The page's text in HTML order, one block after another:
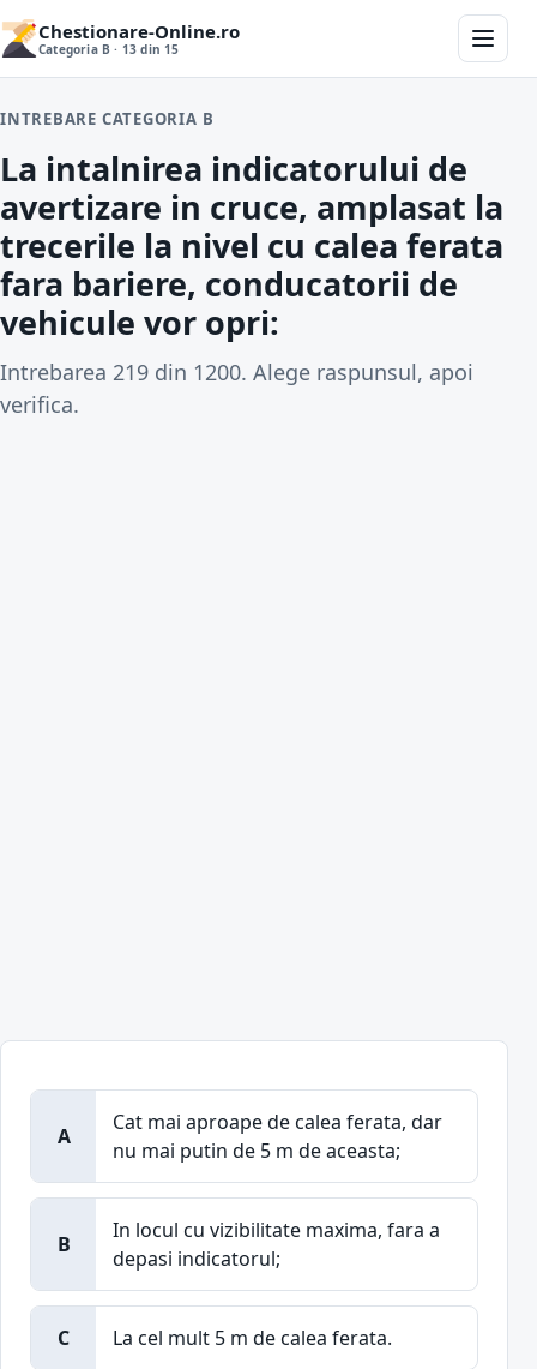
Chestionare-Online.ro
Categoria B · 13 din 15
INTREBARE CATEGORIA B
La intalnirea indicatorului de
avertizare in cruce, amplasat la
trecerile la nivel cu calea ferata
fara bariere, conducatorii de
vehicule vor opri:
Intrebarea 219 din 1200. Alege raspunsul, apoi
verifica.
A
Cat mai aproape de calea ferata, dar
nu mai putin de 5 m de aceasta;
B
In locul cu vizibilitate maxima, fara a
depasi indicatorul;
C La cel mult 5 m de calea ferata.